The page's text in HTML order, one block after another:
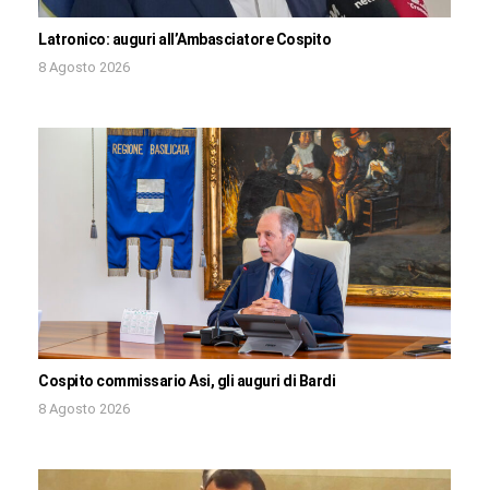
Latronico: auguri all’Ambasciatore Cospito
8 Agosto 2026
Cospito commissario Asi, gli auguri di Bardi
8 Agosto 2026